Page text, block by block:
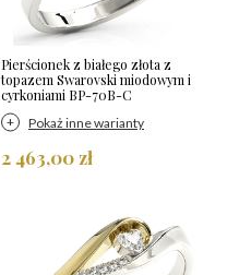
Pierścionek z białego złota z
topazem Swarovski miodowym i
cyrkoniami BP-70B-C
Pokaż inne warianty
2 463,00 zł